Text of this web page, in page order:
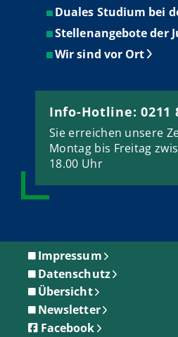
Duales Studium bei
Stellenangebote der
Wir sind vor Ort
Info-Hotline: 0211
Sie erreichen unsere
Montag bis Freitag
18.00 Uhr
Impressum
Datenschutz
Übersicht
Newsletter
Facebook